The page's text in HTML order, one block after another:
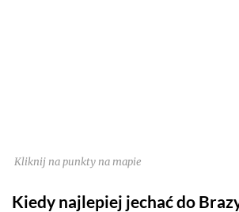
Kliknij na punkty na mapie
Kiedy najlepiej jechać do